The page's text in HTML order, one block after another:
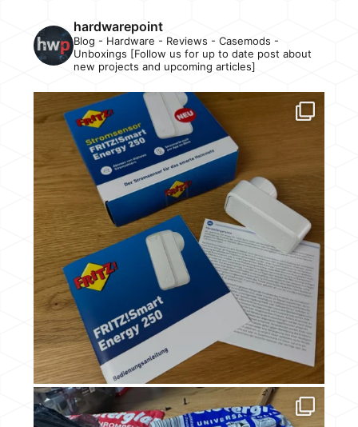
hardwarepoint
Blog - Hardware - Reviews - Casemods -
Unboxings [Follow us for up to date post about
new projects and upcoming articles]